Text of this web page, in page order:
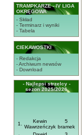
TRAMPKARZE - IV LIGA
OKRĘGOWA
- Skład
- Terminarz i wyniki
- Tabela
CIEKAWOSTKI
- Redakcja
- Archiwum newsów
- Download
- Najlepsi strzelcy -
sezon 2025/2026
1.
Kewin
Wawrzeńczyk
5
bramek